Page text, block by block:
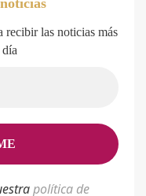
recibir las noticias más
política de